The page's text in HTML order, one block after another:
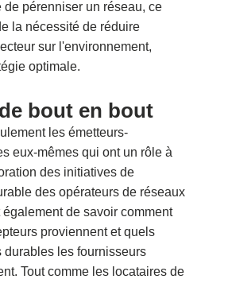
pérenniser un réseau, ce
la nécessité de réduire
sur l'environnement,
optimale.
bout en bout
les émetteurs-
eux-mêmes qui ont un rôle à
des initiatives de
des opérateurs de réseaux
de savoir comment
proviennent et quels
durables les fournisseurs
Tout comme les locataires de